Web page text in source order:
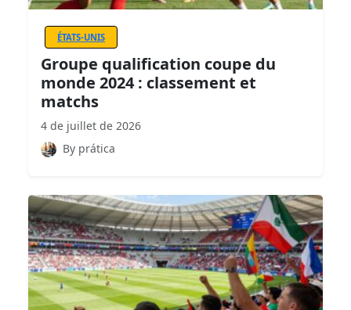
ÉTATS-UNIS
Groupe qualification coupe du
monde 2024 : classement et
matchs
4 de juillet de 2026
By prática